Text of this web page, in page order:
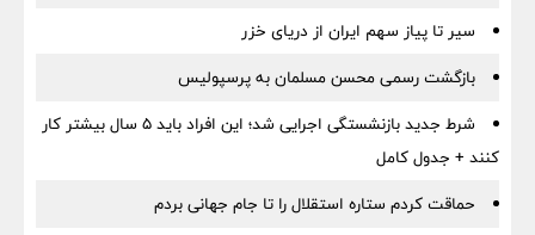
سیر تا پیاز سهم ایران از دریای خزر
بازگشت رسمی محسن مسلمان به پرسپولیس
شرط جدید بازنشستگی اجرایی شد؛ این افراد باید ۵ سال بیشتر کار
کنند + جدول کامل
حماقت کردم ستاره استقلال را تا جام جهانی بردم